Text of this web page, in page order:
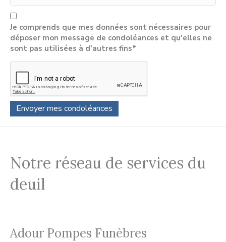
Je comprends que mes données sont nécessaires pour
déposer mon message de condoléances et qu'elles ne
sont pas utilisées à d'autres fins*
Notre réseau de services du
deuil
Adour Pompes Funèbres